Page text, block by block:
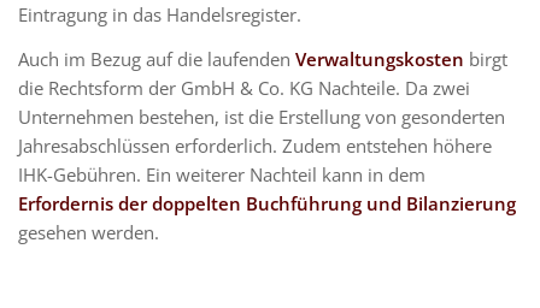
Eintragung in das Handelsregister.
Auch im Bezug auf die laufenden Verwaltungskosten birgt
die Rechtsform der GmbH & Co. KG Nachteile. Da zwei
Unternehmen bestehen, ist die Erstellung von gesonderten
Jahresabschlüssen erforderlich. Zudem entstehen höhere
IHK-Gebühren. Ein weiterer Nachteil kann in dem
Erfordernis der doppelten Buchführung und Bilanzierung
gesehen werden.